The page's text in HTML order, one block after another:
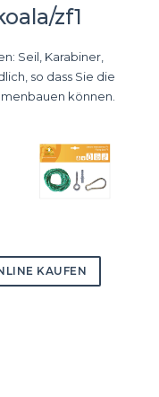
zf1
Seil, Karabiner,
so dass Sie die
können.
KAUFEN